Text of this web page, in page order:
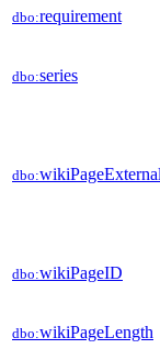
dbo:requirement
dbo:series
dbo:
dbo:wikiPageID
dbo:wikiPageLength